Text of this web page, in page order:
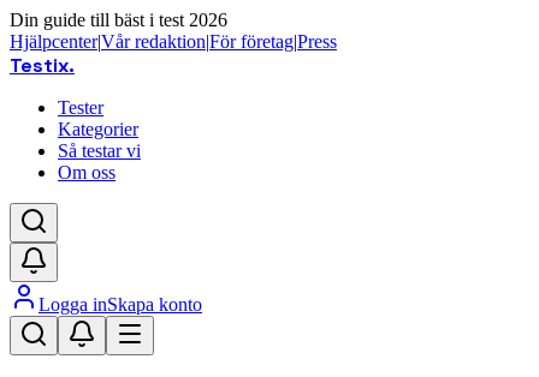
Din guide till bäst i test 2026
Hjälpcenter|Vår redaktion|För företag|Press
Testix.
Tester
Kategorier
Så testar vi
Om oss
Logga inSkapa konto